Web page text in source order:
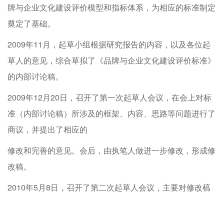
牌与企业文化建设评价模型和指标体系，为相应的标准制定
奠定了基础。
2009年11月，起草小组根据研究报告的内容，以及各位起
草人的意见，综合草拟了《品牌与企业文化建设评价标准》
的内部讨论稿。
2009年12月20日，召开了第一次起草人会议，在会上对标
准（内部讨论稿）所涉及的框架、内容、思路等问题进行了
商议，并提出了相应的
修改和完善的意见。会后，由执笔人做进一步修改，形成修
改稿。
2010年5月8日，召开了第二次起草人会议，主要对修改槁